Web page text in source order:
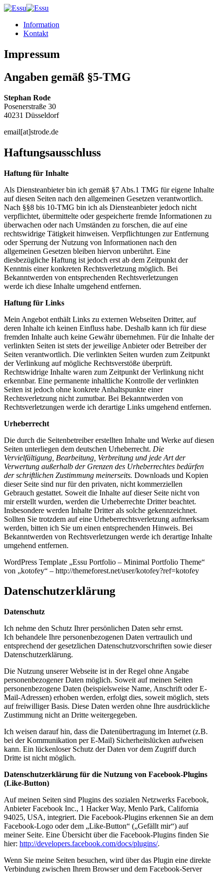
Information
Kontakt
Impressum
Angaben gemäß §5-TMG
Stephan Rode
Posenerstraße 30
40231 Düsseldorf
email[at]strode.de
Haftungsausschluss
Haftung für Inhalte
Als Diensteanbieter bin ich gemäß §7 Abs.1 TMG für eigene Inhalte
auf diesen Seiten nach den allgemeinen Gesetzen verantwortlich.
Nach §§8 bis 10-TMG bin ich als Diensteanbieter jedoch nicht
verpflichtet, übermittelte oder gespeicherte fremde Informationen zu
überwachen oder nach Umständen zu forschen, die auf eine
rechtswidrige Tätigkeit hinweisen. Verpflichtungen zur Entfernung
oder Sperrung der Nutzung von Informationen nach den
allgemeinen Gesetzen bleiben hiervon unberührt. Eine
diesbezügliche Haftung ist jedoch erst ab dem Zeitpunkt der
Kenntnis einer konkreten Rechtsverletzung möglich. Bei
Bekanntwerden von entsprechenden Rechtsverletzungen
werde ich diese Inhalte umgehend entfernen.
Haftung für Links
Mein Angebot enthält Links zu externen Webseiten Dritter, auf
deren Inhalte ich keinen Einfluss habe. Deshalb kann ich für diese
fremden Inhalte auch keine Gewähr übernehmen. Für die Inhalte der
verlinkten Seiten ist stets der jeweilige Anbieter oder Betreiber der
Seiten verantwortlich. Die verlinkten Seiten wurden zum Zeitpunkt
der Verlinkung auf mögliche Rechtsverstöße überprüft.
Rechtswidrige Inhalte waren zum Zeitpunkt der Verlinkung nicht
erkennbar. Eine permanente inhaltliche Kontrolle der verlinkten
Seiten ist jedoch ohne konkrete Anhaltspunkte einer
Rechtsverletzung nicht zumutbar. Bei Bekanntwerden von
Rechtsverletzungen werde ich derartige Links umgehend entfernen.
Urheberrecht
Die durch die Seitenbetreiber erstellten Inhalte und Werke auf diesen
Seiten unterliegen dem deutschen Urheberrecht. Die
Vervielfältigung, Bearbeitung, Verbreitung und jede Art der
Verwertung außerhalb der Grenzen des Urheberrechtes bedürfen
der schriftlichen Zustimmung meinerseits. Downloads und Kopien
dieser Seite sind nur für den privaten, nicht kommerziellen
Gebrauch gestattet. Soweit die Inhalte auf dieser Seite nicht von
mir erstellt wurden, werden die Urheberrechte Dritter beachtet.
Insbesondere werden Inhalte Dritter als solche gekennzeichnet.
Sollten Sie trotzdem auf eine Urheberrechtsverletzung aufmerksam
werden, bitten ich Sie um einen entsprechenden Hinweis. Bei
Bekanntwerden von Rechtsverletzungen werde ich derartige Inhalte
umgehend entfernen.
WordPress Template „Essu Portfolio – Minimal Portfolio Theme“
von „kotofey“ – http://themeforest.net/user/kotofey?ref=kotofey
Datenschutzerklärung
Datenschutz
Ich nehme den Schutz Ihrer persönlichen Daten sehr ernst.
Ich behandele Ihre personenbezogenen Daten vertraulich und
entsprechend der gesetzlichen Datenschutzvorschriften sowie dieser
Datenschutzerklärung.
Die Nutzung unserer Webseite ist in der Regel ohne Angabe
personenbezogener Daten möglich. Soweit auf meinen Seiten
personenbezogene Daten (beispielsweise Name, Anschrift oder E-
Mail-Adressen) erhoben werden, erfolgt dies, soweit möglich, stets
auf freiwilliger Basis. Diese Daten werden ohne Ihre ausdrückliche
Zustimmung nicht an Dritte weitergegeben.
Ich weisen darauf hin, dass die Datenübertragung im Internet (z.B.
bei der Kommunikation per E-Mail) Sicherheitslücken aufweisen
kann. Ein lückenloser Schutz der Daten vor dem Zugriff durch
Dritte ist nicht möglich.
Datenschutzerklärung für die Nutzung von Facebook-Plugins
(Like-Button)
Auf meinen Seiten sind Plugins des sozialen Netzwerks Facebook,
Anbieter Facebook Inc., 1 Hacker Way, Menlo Park, California
94025, USA, integriert. Die Facebook-Plugins erkennen Sie an dem
Facebook-Logo oder dem „Like-Button“ („Gefällt mir“) auf
meiner Seite. Eine Übersicht über die Facebook-Plugins finden Sie
hier: http://developers.facebook.com/docs/plugins/.
Wenn Sie meine Seiten besuchen, wird über das Plugin eine direkte
Verbindung zwischen Ihrem Browser und dem Facebook-Server